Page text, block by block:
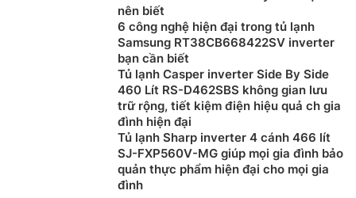
Ngăn đông lạnh lớn với các ngăn riêng biệt
Tủ lạnh Panasonic giá rẻNR-X561BK-VN sở hữu ngăn
đông lạnh lớn, nhiệt độ đông sâu -25 độ C, cùng hệ
thống riêng biệt. Người dùng có thể dễ dàng phân
nên biết
6 công nghệ hiện đại trong tủ lạnh
Samsung RT38CB668422SV inverter
bạn cần biết
Tủ lạnh Casper inverter Side By Side
460 Lít RS-D462SBS không gian lưu
trữ rộng, tiết kiệm điện hiệu quả ch gia
đình hiện đại
Tủ lạnh Sharp inverter 4 cánh 466 lít
SJ-FXP560V-MG giúp mọi gia đình bảo
quản thực phẩm hiện đại cho mọi gia
đình